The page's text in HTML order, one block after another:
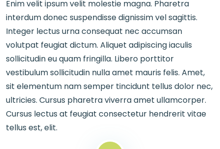
Enim velit ipsum velit molestie magna. Pharetra
interdum donec suspendisse dignissim vel sagittis.
Integer lectus urna consequat nec accumsan
volutpat feugiat dictum. Aliquet adipiscing iaculis
sollicitudin eu quam fringilla. Libero porttitor
vestibulum sollicitudin nulla amet mauris felis. Amet,
sit elementum nam semper tincidunt tellus dolor nec,
ultricies. Cursus pharetra viverra amet ullamcorper.
Cursus lectus at feugiat consectetur hendrerit vitae
tellus est, elit.